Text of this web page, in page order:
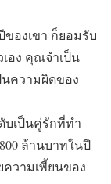
องเขา ก็ยอมรับ
อง คุณจำเป็น
นความผิดของ
บเป็นคู่รักที่ทำ
ล้านบาทในปี
ความเพี้ยนของ